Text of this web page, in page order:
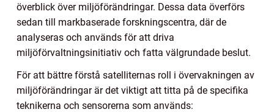
överblick över miljöförändringar. Dessa data överförs
sedan till markbaserade forskningscentra, där de
analyseras och används för att driva
miljöförvaltningsinitiativ och fatta välgrundade beslut.
För att bättre förstå satelliternas roll i övervakningen av
miljöförändringar är det viktigt att titta på de specifika
teknikerna och sensorerna som används: